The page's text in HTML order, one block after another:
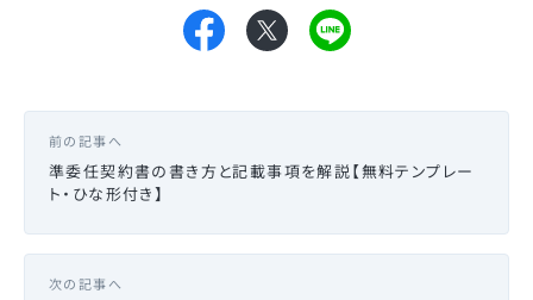
前の記事へ
準委任契約書の書き方と記載事項を解説【無料テンプレー
ト・ひな形付き】
次の記事へ